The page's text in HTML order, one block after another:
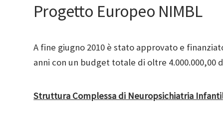
Progetto Europeo NIMBL
A fine giugno 2010 è stato approvato e
anni con un budget totale di oltre
Struttura Complessa di Neuropsichiatria